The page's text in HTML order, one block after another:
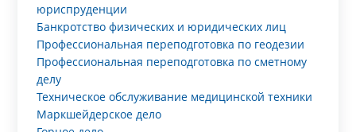
юриспруденции
Банкротство физических и юридических лиц
Профессиональная переподготовка по геодезии
Профессиональная переподготовка по сметному
делу
Техническое обслуживание медицинской техники
Маркшейдерское дело